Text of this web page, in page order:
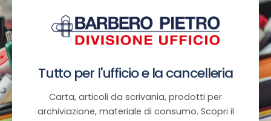
Tutto per l'ufficio e la cancelleria
Carta, articoli da scrivania, prodotti per
archiviazione, materiale di consumo. Scopri il